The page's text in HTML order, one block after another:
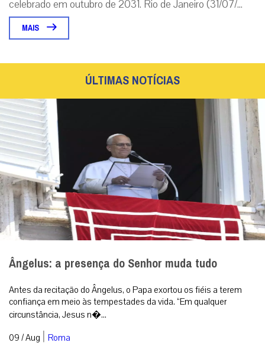
celebrado em outubro de 2031. Rio de Janeiro (31/07/...
MAIS
ÚLTIMAS NOTÍCIAS
Ângelus: a presença do Senhor muda tudo
Antes da recitação do Ângelus, o Papa exortou os fiéis a terem
confiança em meio às tempestades da vida. “Em qualquer
circunstância, Jesus n�...
09 / Aug | Roma